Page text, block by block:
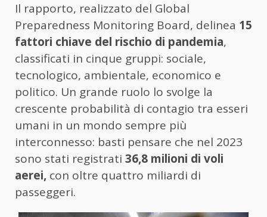
Il rapporto, realizzato del Global
Preparedness Monitoring Board, delinea 15
fattori chiave del rischio di pandemia,
classificati in cinque gruppi: sociale,
tecnologico, ambientale, economico e
politico. Un grande ruolo lo svolge la
crescente probabilità di contagio tra esseri
umani in un mondo sempre più
interconnesso: basti pensare che nel 2023
sono stati registrati 36,8 milioni di voli
aerei, con oltre quattro miliardi di
passeggeri.